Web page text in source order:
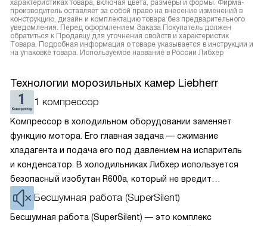
характеристиках товара, включая цвета, размеры и формы. Фирма-
производитель оставляет за собой право на внесение изменений в
конструкцию, дизайн и комплектацию товара без предварительного
уведомления. Перед оформлением Заказа Покупатель должен
обратиться к Продавцу для уточнения свойств и характеристик
Товара. Подробная информация о товаре указывается в инструкции и
на упаковке товара. Используемое название в России Либхер
Технологии морозильных камер Liebherr
1 компрессор
Компрессор в холодильном оборудовании заменяет
функцию мотора. Его главная задача — сжимание
хладагента и подача его под давлением на испаритель
и конденсатор. В холодильниках Либхер используется
безопасный изобутан R600a, который не вредит
окружающей среде. Компрессор перегоняет его
по охладительному контуру по принципу насоса. Чем
лучше работает «мотор» прибора, тем качественнее
Бесшумная работа (SuperSilent)
Бесшумная работа (SuperSilent) — это комплекс